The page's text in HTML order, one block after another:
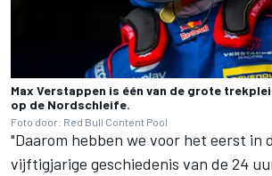
Max Verstappen is één van de grote
op de Nordschleife.
Foto door: Red Bull Content Pool
"Daarom hebben we voor het eerst in
vijftigjarige geschiedenis van de 24